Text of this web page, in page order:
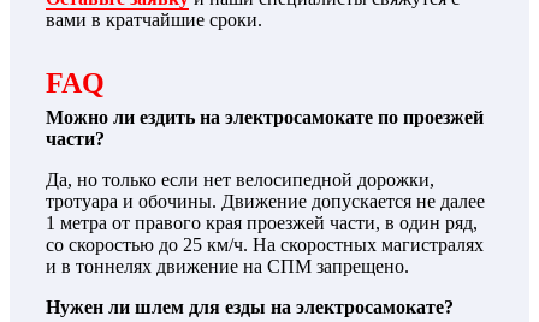
вами в кратчайшие сроки.
FAQ
Можно ли ездить на электросамокате по проезжей
части?
Да, но только если нет велосипедной дорожки,
тротуара и обочины. Движение допускается не далее
1 метра от правого края проезжей части, в один ряд,
со скоростью до 25 км/ч. На скоростных магистралях
и в тоннелях движение на СПМ запрещено.
Нужен ли шлем для езды на электросамокате?